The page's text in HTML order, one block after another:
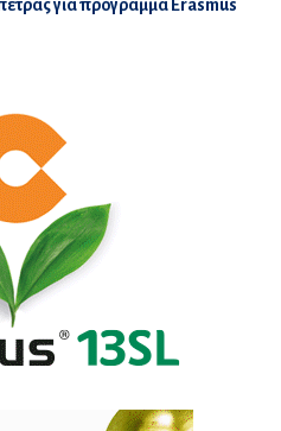
για πρόγραμμα Erasmus